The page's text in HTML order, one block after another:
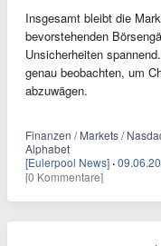
Insgesamt bleibt die
bevorstehenden
Unsicherheiten
genau beobachten, um
abzuwägen.
Finanzen / Markets /
Alphabet
[Eulerpool News] ·
[0 Kommentare]